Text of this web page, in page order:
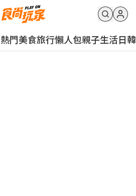
熱門美食旅行懶人包親子生活日韓